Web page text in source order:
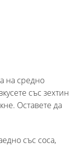
на средно
със зехтин
Оставете да
със соса,